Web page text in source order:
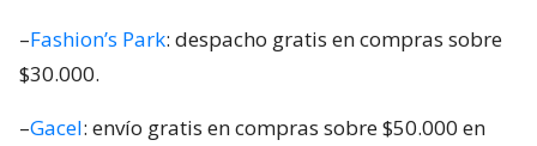
–Fashion’s Park: despacho gratis en compras sobre
$30.000.
–Gacel: envío gratis en compras sobre $50.000 en